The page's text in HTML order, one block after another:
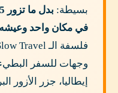
بسيطة:
في مكان واحد وعيشه
وجهات للسفر البطيء
إيطاليا، جزر الأزور